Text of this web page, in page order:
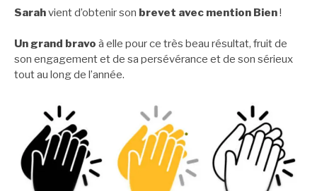
Sarahvient d’obtenir son brevet avec mention Bien!
Un grand bravo à elle pour ce très beau résultat, fruit de
son engagement et de sa persévérance et de son sérieux
tout au long de l’année.